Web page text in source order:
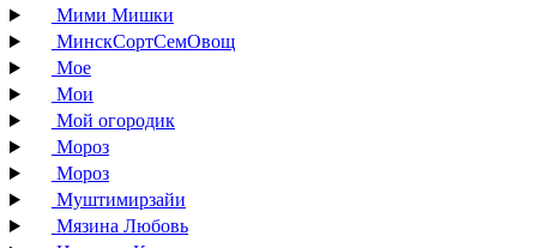
Мими Мишки
МинскСортСемОвощ
Мое
Мои
Мой огородик
Мороз
Мороз
Муштимирзайи
Мязина Любовь